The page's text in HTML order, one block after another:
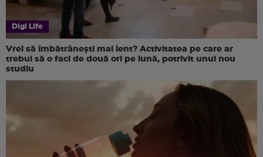
Digi Life
Vrei să îmbătrânești mai lent? Activitatea pe care ar
trebui să o faci de două ori pe lună, potrivit unui nou
studiu